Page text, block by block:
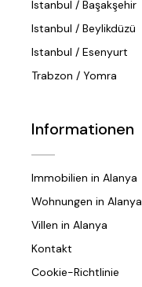
Istanbul / Başakşehir
Istanbul / Beylikdüzü
Istanbul / Esenyurt
Trabzon / Yomra
Informationen
Immobilien in Alanya
Wohnungen in Alanya
Villen in Alanya
Kontakt
Cookie-Richtlinie